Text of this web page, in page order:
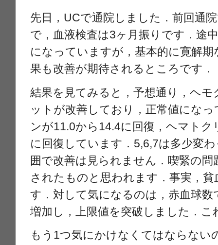
先日，UCで通院しました．前回通
で，血液検査は3ヶ月振りです．途
になっていますが，基本的に寛解
果も改善が期待されるところです．
結果を見てみると，予想通り，ヘ
ットが改善しており，正常値にな
ンが11.0から14.4に回復，ヘマト
に回復しています．5,6,7は多少変
囲で改善は見られません．喫緊の
されたものと思われます．事実，
す．対して気になるのは，赤血球数
増加し，上限値を突破しました．こ
もう1つ気にかけなくてはならない